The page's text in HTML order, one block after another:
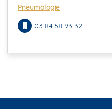
Pneumologie
03 84 58 93 32